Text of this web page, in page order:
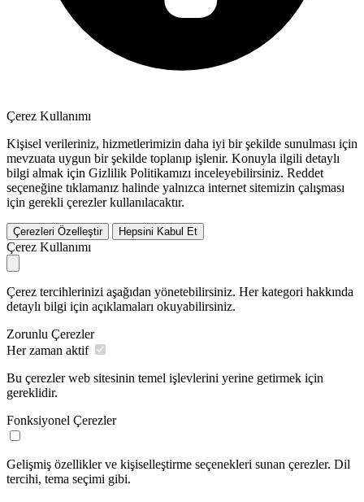
Çerez Kullanımı
Kişisel verileriniz, hizmetlerimizin daha iyi bir şekilde sunulması için
mevzuata uygun bir şekilde toplanıp işlenir. Konuyla ilgili detaylı
bilgi almak için Gizlilik Politikamızı inceleyebilirsiniz. Reddet
seçeneğine tıklamanız halinde yalnızca internet sitemizin çalışması
için gerekli çerezler kullanılacaktır.
Çerezleri Özelleştir Hepsini Kabul Et
Çerez Kullanımı
Çerez tercihlerinizi aşağıdan yönetebilirsiniz. Her kategori hakkında
detaylı bilgi için açıklamaları okuyabilirsiniz.
Zorunlu Çerezler
Her zaman aktif
Bu çerezler web sitesinin temel işlevlerini yerine getirmek için
gereklidir.
Fonksiyonel Çerezler
Gelişmiş özellikler ve kişiselleştirme seçenekleri sunan çerezler. Dil
tercihi, tema seçimi gibi.